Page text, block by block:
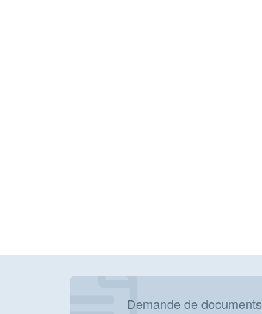
Demande de documents